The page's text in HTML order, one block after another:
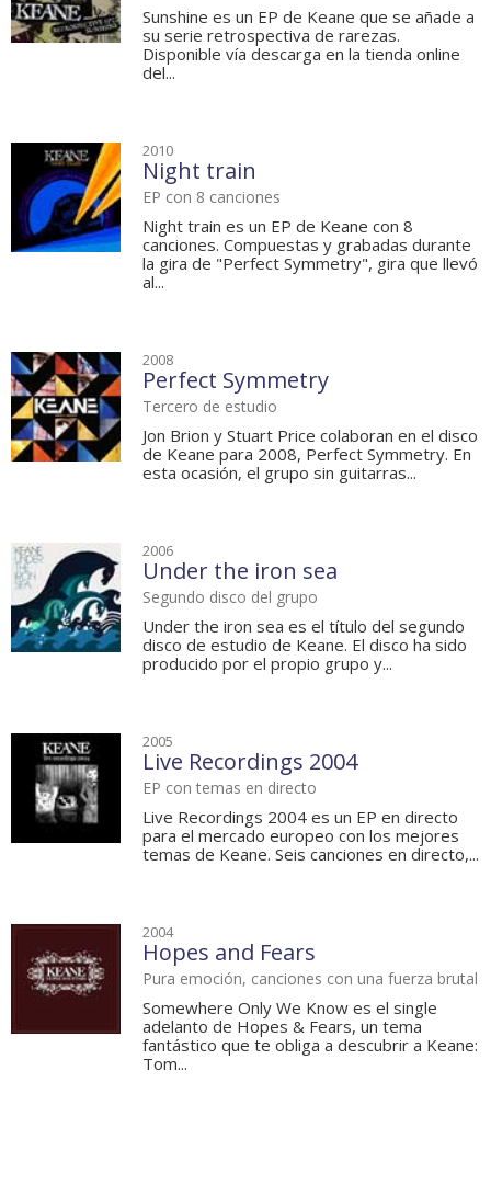
Sunshine es un EP de Keane que se añade a
su serie retrospectiva de rarezas.
Disponible vía descarga en la tienda online
del...
2010
Night train
EP con 8 canciones
Night train es un EP de Keane con 8
canciones. Compuestas y grabadas durante
la gira de "Perfect Symmetry", gira que llevó
al...
2008
Perfect Symmetry
Tercero de estudio
Jon Brion y Stuart Price colaboran en el disco
de Keane para 2008, Perfect Symmetry. En
esta ocasión, el grupo sin guitarras...
2006
Under the iron sea
Segundo disco del grupo
Under the iron sea es el título del segundo
disco de estudio de Keane. El disco ha sido
producido por el propio grupo y...
2005
Live Recordings 2004
EP con temas en directo
Live Recordings 2004 es un EP en directo
para el mercado europeo con los mejores
temas de Keane. Seis canciones en directo,...
2004
Hopes and Fears
Pura emoción, canciones con una fuerza brutal
Somewhere Only We Know es el single
adelanto de Hopes & Fears, un tema
fantástico que te obliga a descubrir a Keane:
Tom...